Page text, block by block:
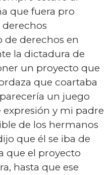
que fuera pro
de derechos en
la dictadura de
un proyecto que
que coartaba
un juego
y mi padre
de los hermanos
que él se iba de
que el proyecto
hasta que ese